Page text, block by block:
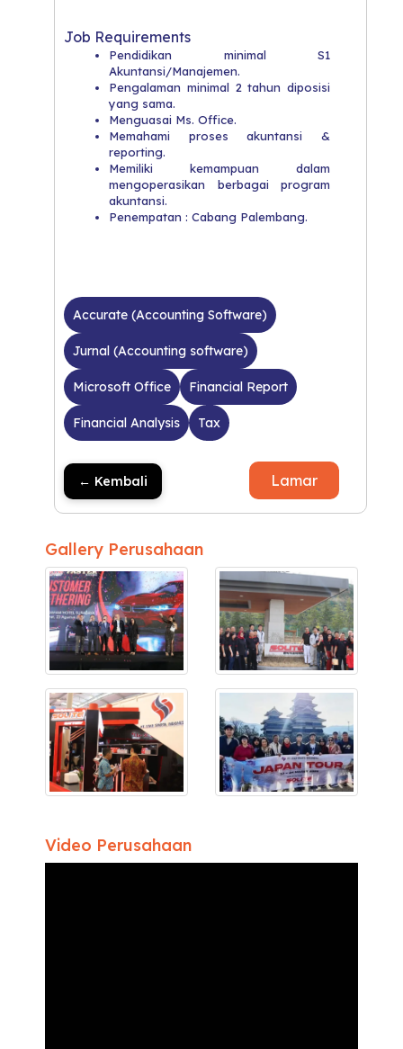
Job Requirements
Pendidikan minimal S1
Akuntansi/Manajemen.
​Pengalaman minimal 2 tahun diposisi
yang sama.
​Menguasai Ms. Office.
​Memahami proses akuntansi &
reporting.
​Memiliki kemampuan dalam
mengoperasikan berbagai program
akuntansi.
​Penempatan : Cabang Palembang.
Accurate (Accounting Software)
Jurnal (Accounting software)
Microsoft Office Financial Report
Financial Analysis Tax
← Kembali Lamar
Gallery Perusahaan
Video Perusahaan